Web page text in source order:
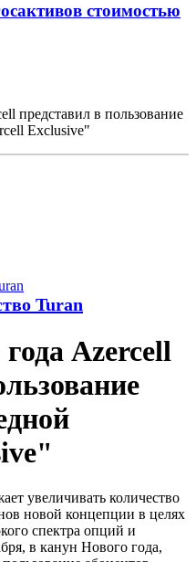
стоимостью
представил в пользование
Exclusive"
Turan
Azercell
увеличивать количество
новой концепции в целях
спектра опций и
в канун Нового года,